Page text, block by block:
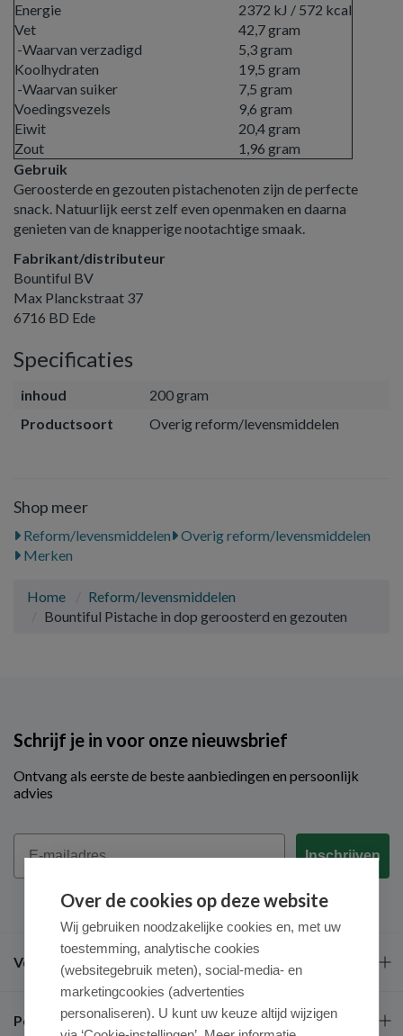
Energie
2372 kJ / 572 kcal
Vet
42,7 gram
-Waarvan verzadigd
5,3 gram
Koolhydraten
19,5 gram
-Waarvan suiker
7,5 gram
Voedingsvezels
9,6 gram
Eiwit
20,4 gram
Zout
1,96 gram
Gebruik
Geroosterde en gezouten pistachenoten zijn de perfecte
snack. Natuurlijk eerst zelf even openmaken en daarna
genieten van de knapperige nootachtige smaak.
Fabrikant/distributeur
Bountiful BV
Max Planckstraat 37
6716 BD Ede
Specificaties
inhoud
200 gram
Productsoort
Overig reform/levensmiddelen
Shop meer
Reform/levensmiddelen
Overig reform/levensmiddelen
Merken
Home
Reform/levensmiddelen
Bountiful Pistache in dop geroosterd en gezouten
Schrijf je in voor onze nieuwsbrief
Ontvang als eerste de beste aanbiedingen en persoonlijk
advies
Email
Inschrijven
Veel gestelde vragen
Populaire merken
Over de cookies op deze website
Wij gebruiken noodzakelijke cookies en, met uw
toestemming, analytische cookies
(websitegebruik meten), social-media- en
marketingcookies (advertenties
personaliseren). U kunt uw keuze altijd wijzigen